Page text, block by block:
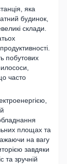
яка
будинок,
склади.
побутових
часто
площах та
на вагу
завдяки
та зручній